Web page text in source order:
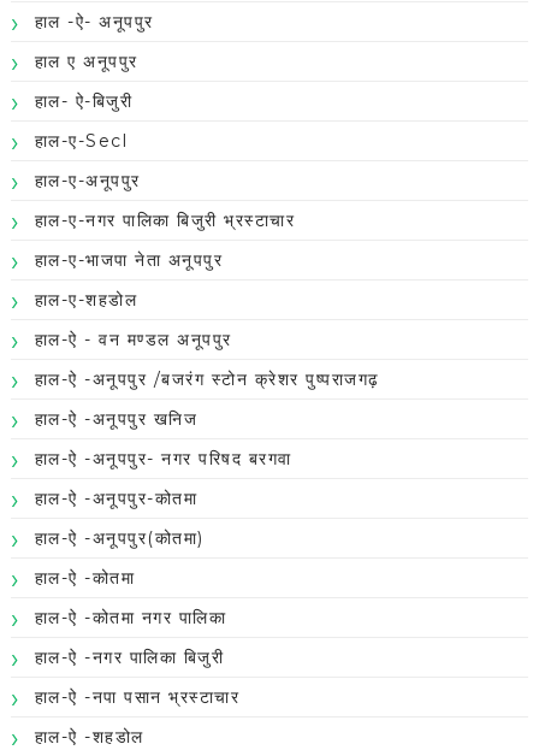
हाल -ऐ- अनूपपुर
हाल ए अनूपपुर
हाल- ऐ-बिजुरी
हाल-ए-Secl
हाल-ए-अनूपपुर
हाल-ए-नगर पालिका बिजुरी भ्रस्टाचार
हाल-ए-भाजपा नेता अनूपपुर
हाल-ए-शहडोल
हाल-ऐ - वन मण्डल अनूपपुर
हाल-ऐ -अनूपपुर /बजरंग स्टोन क्रेशर पुष्पराजगढ़
हाल-ऐ -अनूपपुर खनिज
हाल-ऐ -अनूपपुर- नगर परिषद बरगवा
हाल-ऐ -अनूपपुर-कोतमा
हाल-ऐ -अनूपपुर(कोतमा)
हाल-ऐ -कोतमा
हाल-ऐ -कोतमा नगर पालिका
हाल-ऐ -नगर पालिका बिजुरी
हाल-ऐ -नपा पसान भ्रस्टाचार
हाल-ऐ -शहडोल